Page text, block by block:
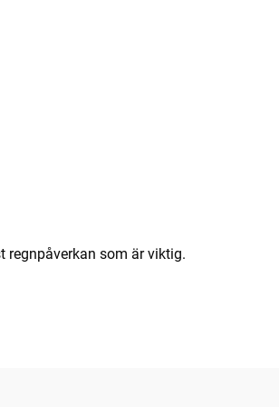
regnpåverkan som är viktig.